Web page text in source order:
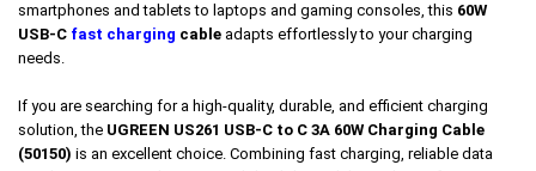
smartphones and tablets to laptops and gaming consoles, this 60W
USB-C fast charging cable adapts effortlessly to your charging
needs.
If you are searching for a high-quality, durable, and efficient charging
solution, the UGREEN US261 USB-C to C 3A 60W Charging Cable
(50150) is an excellent choice. Combining fast charging, reliable data